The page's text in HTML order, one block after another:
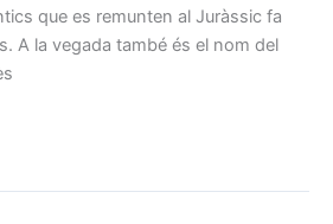
que es remunten al Juràssic fa
A la vegada també és el nom del